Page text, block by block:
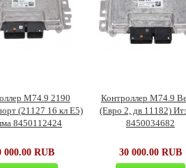
М74.9 2190
(21127 16 кл Е5)
8450112424
000.00 RUB
Контроллер М74.9
(Евро 2, дв 11182)
8450034682
30 000.00 RUB